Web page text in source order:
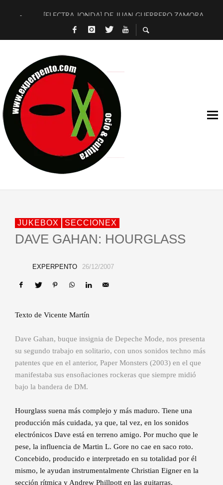
[ELECTRA JONDA] DE JUAN GUERRERO ZAMORA
TIMBRE 4, LA ESCUELA DEL DIRECTOR TEATRAL CLAUDIO
MILITARES JUDÍAS EN #EXVITA
D’BALDOMEROS REINVENTAN [BITÁCORA 3.0] EN EXVITA
MARSHALL FLASH PRESENTA EN EXVITA [RELATIVA
JOFRE BARDAGÍ EN EXVITA INTERPRETANDO A SERRAT
YORCH PRESENTA [CURSO DE ARMONÍA PERSECUTORIA]
MAGALÍ SARE NOS EXPLICA [DESCASADA]
JUKEBOX SECCIONEX
DAVE GAHAN: HOURGLASS
EXPERPENTO 26/12/2007
Texto de Vicente Martín
Dave Gahan, buque insignia de Depeche Mode, nos presenta
su segundo trabajo en solitario, con unos sonidos techno más
patentes que en el anterior, Paper Monsters (2003) en el que
manifestaba sus ensoñaciones rockeras que siempre midió
bajo la bandera de DM.
Hourglass suena más complejo y más maduro. Tiene una
producción más cuidada, ya que, tal vez, en los sonidos
electrónicos Dave está en terreno amigo. Por mucho que le
pese, la influencia de Martin L. Gore no cae en saco roto.
Concebido, producido e interpretado en su totalidad por él
mismo, le ayudan instrumentalmente Christian Eigner en la
sección rítmica y Andrew Phillpott en las guitarras.